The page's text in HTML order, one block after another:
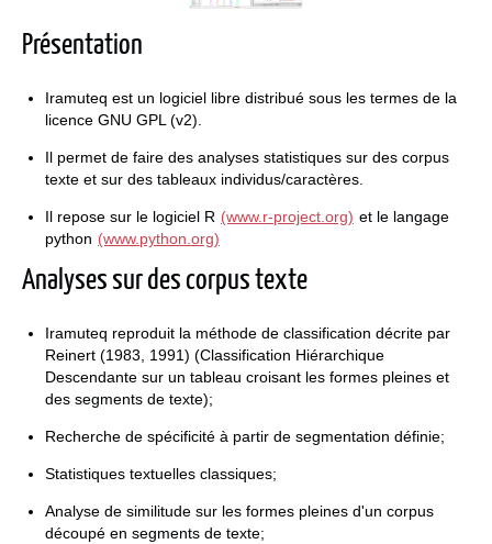
Présentation
Iramuteq est un logiciel libre distribué sous les termes de la
licence GNU GPL (v2).
Il permet de faire des analyses statistiques sur des corpus
texte et sur des tableaux individus/caractères.
Il repose sur le logiciel R (www.r-project.org) et le langage
python (www.python.org)
Analyses sur des corpus texte
Iramuteq reproduit la méthode de classification décrite par
Reinert (1983, 1991) (Classification Hiérarchique
Descendante sur un tableau croisant les formes pleines et
des segments de texte);
Recherche de spécificité à partir de segmentation définie;
Statistiques textuelles classiques;
Analyse de similitude sur les formes pleines d'un corpus
découpé en segments de texte;